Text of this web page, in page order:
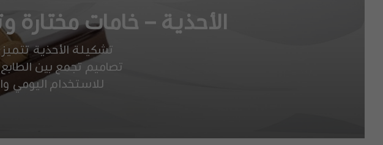
الأحذية – خامات مختارة
تشكيلة الأحذية
تصاميم تجمع بين
للاستخدام اليومي